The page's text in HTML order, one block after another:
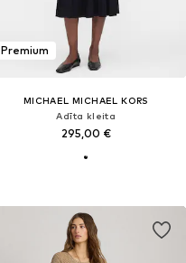
Premium
MICHAEL MICHAEL KORS
Adīta kleita
295,00 €